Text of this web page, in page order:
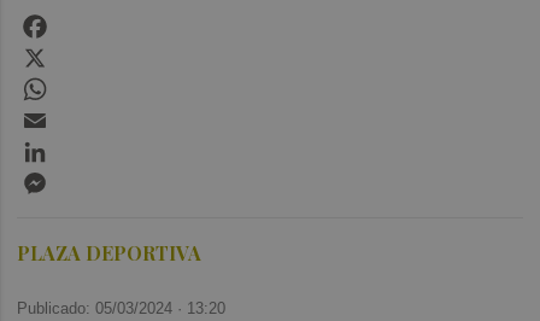
PLAZA DEPORTIVA
Publicado: 05/03/2024 · 13:20